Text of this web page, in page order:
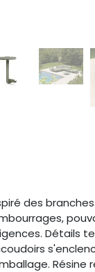
des
Détails
Résine